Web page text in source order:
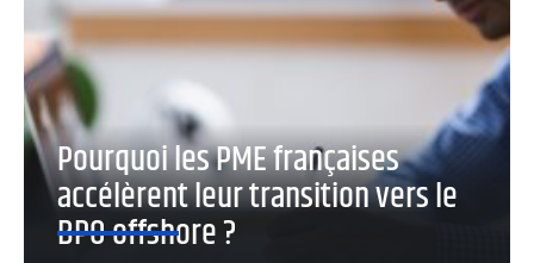
Pourquoi les PME françaises
accélèrent leur transition vers le
BPO offshore ?